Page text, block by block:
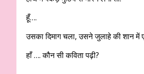
हूँ….
उसका दिमाग चला, उसने जुलाहे की शान में
हाँ …. कौन सी कविता पढ़ी?